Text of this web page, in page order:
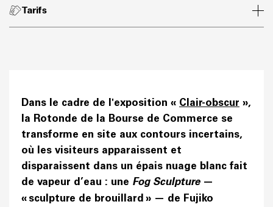
Tarifs
Dans le cadre de l'exposition « Clair-obscur »,
la Rotonde de la Bourse de Commerce se
transforme en site aux contours incertains,
où les visiteurs apparaissent et
disparaissent dans un épais nuage blanc fait
de vapeur d’eau : une Fog Sculpture—
« sculpture de brouillard » — de Fujiko